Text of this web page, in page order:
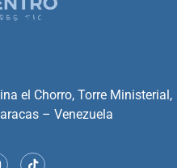
el Chorro, Torre Ministerial,
– Venezuela